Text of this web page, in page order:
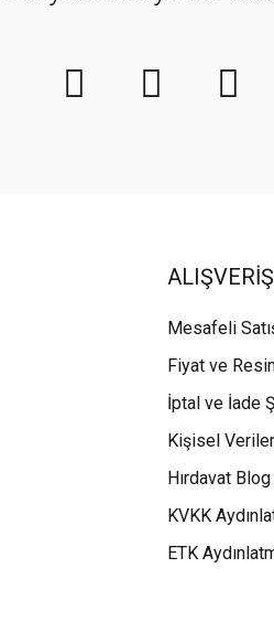
ALIŞVERİŞ
Mesafeli
Fiyat ve
İptal ve İade
Kişisel
Hırdavat Blog
KVKK
ETK